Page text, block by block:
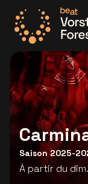
Allez à la page
Saison 2025-
À partir du